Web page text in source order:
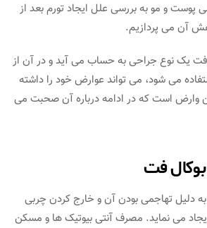
و مو به بررسی علل ایجاد تورم بعد از
آن می پردازیم.
فت یک نوع جراحی به حساب می آید و در آن از
می شود، می تواند عوارض خود را داشته
وارض است که در ادامه درباره آن صحبت می
فت
به دلیل تهاجمی بودن آن و خارج کردن چربی
می نماید. مصرف آنتی بیوتیک ها و مسکن